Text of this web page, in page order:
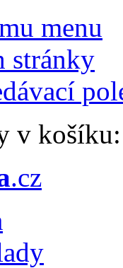
menu
stránky
v
.cz